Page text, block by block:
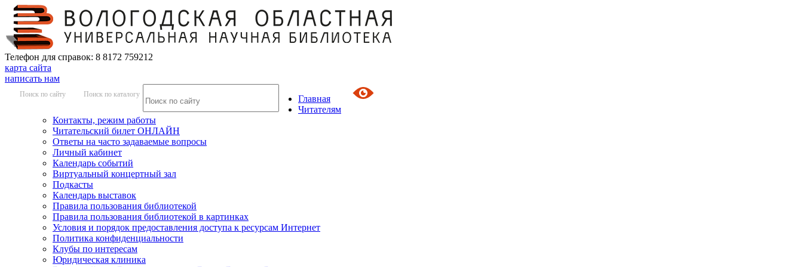
Телефон для справок: 8 8172 759212
карта сайта
написать нам
Поиск по сайту Поиск по каталогу
Главная
Читателям
Контакты, режим работы
Читательский билет ОНЛАЙН
Ответы на часто задаваемые вопросы
Личный кабинет
Календарь событий
Виртуальный концертный зал
Подкасты
Календарь выставок
Правила пользования библиотекой
Правила пользования библиотекой в картинках
Условия и порядок предоставления доступа к ресурсам Интернет
Политика конфиденциальности
Клубы по интересам
Юридическая клиника